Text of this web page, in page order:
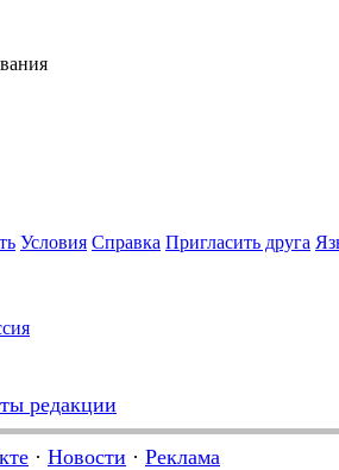
Условия Справка Пригласить друга
редакции
· Новости · Реклама